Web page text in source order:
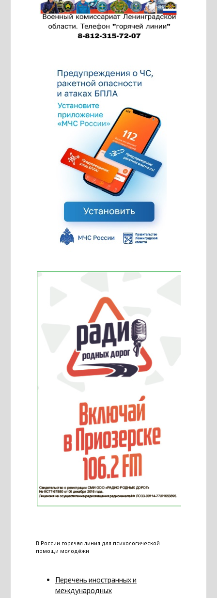
В России горячая линия для психологической
помощи молодёжи
Перечень иностранных и
международных